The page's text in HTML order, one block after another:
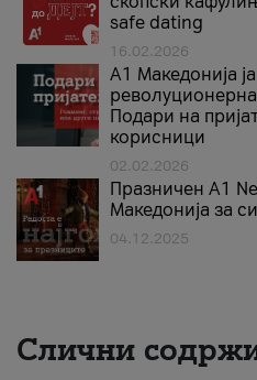
safe dating
16.02.2026
А1 Македонија
Подари на
корисници
02.02.2026
Празничен A1
Македонија за
04.12.2025
Слични